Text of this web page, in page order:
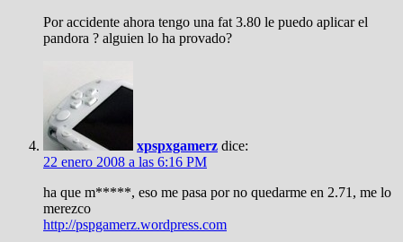
Por accidente ahora tengo una fat 3.80 le puedo aplicar el
pandora ? alguien lo ha provado?
xpspxgamerz dice:
22 enero 2008 a las 6:16 PM
ha que m*****, eso me pasa por no quedarme en 2.71, me lo
merezco
http://pspgamerz.wordpress.com